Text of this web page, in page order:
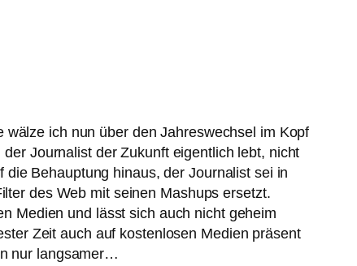
ich nun über den Jahreswechsel im Kopf
Journalist der Zukunft eigentlich lebt, nicht
Behauptung hinaus, der Journalist sei in
des Web mit seinen Mashups ersetzt.
Medien und lässt sich auch nicht geheim
Zeit auch auf kostenlosen Medien präsent
nur langsamer…